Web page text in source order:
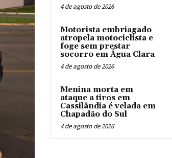
4 de agosto de 2026
Motorista embriagado
atropela motociclista e
foge sem prestar
socorro em Água Clara
4 de agosto de 2026
Menina morta em
ataque a tiros em
Cassilândia é velada em
Chapadão do Sul
4 de agosto de 2026